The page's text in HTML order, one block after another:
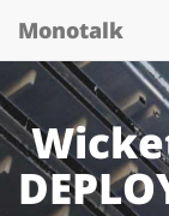
Monotalk